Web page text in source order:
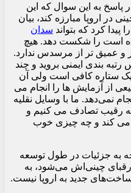
به این سوال که این
در اروپا مبارزه کند، بیان
کرد که بتواند سدان
است را شکست دهد. هیچ
و عمیق تر از مرسدس ندارد.
بندی ایمنی بروید و چند
یک ستاره کافی است ولی آن
آزمایش ها را انجام می
نمی‌دهد. ما با وسایل نقلیه
رقیب تصادف می کنیم و
کند و چه چیزی خوب
به جزئیات در طول توسعه
چینی‌اش می‌شود، به
جدید به اروپا نیست.